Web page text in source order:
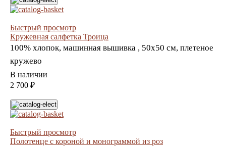
Быстрый просмотр
Кружевная салфетка Троица
100% хлопок, машинная вышивка , 50х50 см, плетеное
кружево
В наличии
2 700 ₽
Быстрый просмотр
Полотенце с короной и монограммой из роз